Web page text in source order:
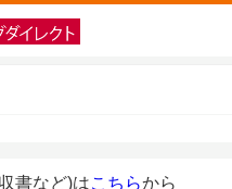
書など)はこちらから